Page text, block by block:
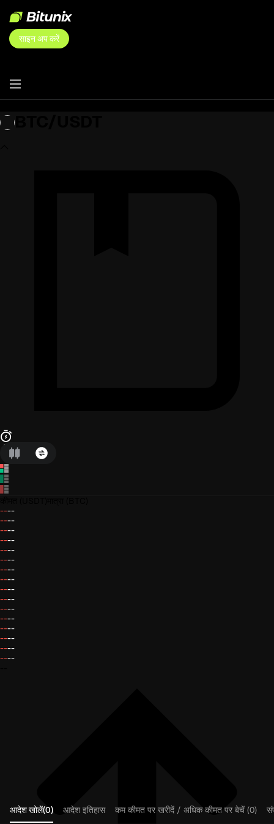
साइन अप करें
----
----
----
----
----
----
----
----
----
----
----
----
----
----
----
----
आदेश खोलें(0) आदेश इतिहास कम कीमत पर खरीदें / अधिक कीमत पर बेचें (0)